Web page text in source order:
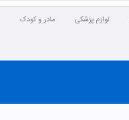
لوازم پزشکی مادر و کودک